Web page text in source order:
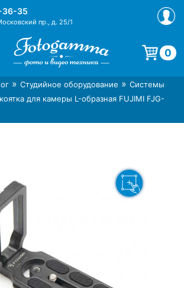
36-35
пр., д. 25/1
Интернет-магазин фототехники
Foto-Gamma в СПб
Магазин фотоаксессуаров foto-
gamma.ru
0
Корзина пуста.
» Студийное оборудование » Системы
для камеры L-образная FUJIMI FJG-